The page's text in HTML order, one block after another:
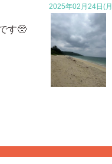
す🥺
2025年02月24日(